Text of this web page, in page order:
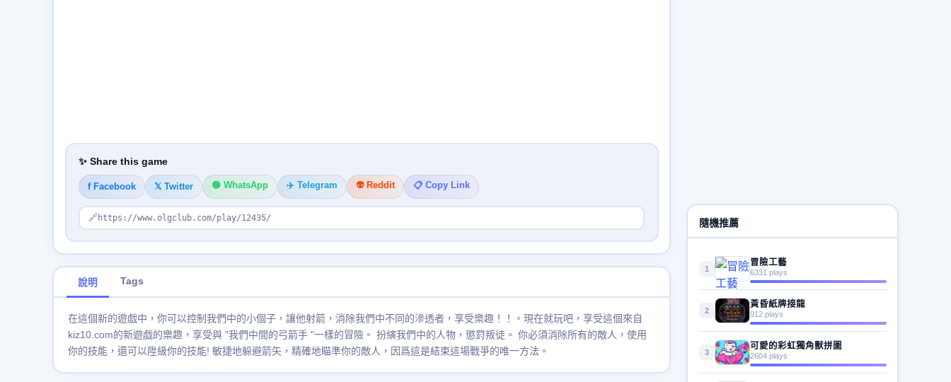
✨ Share this game
f Facebook 𝕏 Twitter 🟢 WhatsApp ✈️ Telegram 👽 Reddit 📋 Copy Link
🔗 https://www.olgclub.com/play/12435/
說明 Tags
在這個新的遊戯中，你可以控制我們中的小個子，讓他射箭，消除我們中不同的滲透者，享受樂趣！！。現在就玩吧，享受這個來自
kiz10.com的新遊戯的樂趣，享受與 "我們中間的弓箭手 "一樣的冒險。 扮縯我們中的人物，懲罸叛徒。 你必須消除所有的敵人，使用
你的技能，還可以陞級你的技能! 敏捷地躲避箭矢，精確地瞄準你的敵人，因爲這是結束這場戰爭的唯一方法。
隨機推薦
1
冒險工藝
6331 plays
2
黃昏紙牌接龍
912 plays
3
可愛的彩虹獨角獸拼圖
2604 plays